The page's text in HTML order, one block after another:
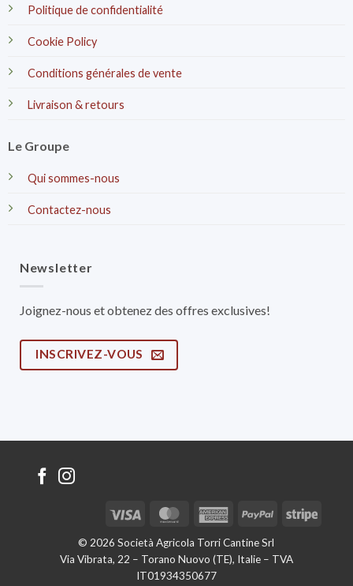
Politique de confidentialité
Cookie Policy
Conditions générales de vente
Livraison & retours
Le Groupe
Qui sommes-nous
Contactez-nous
Newsletter
Joignez-nous et obtenez des offres exclusives!
INSCRIVEZ-VOUS
© 2026 Società Agricola Torri Cantine Srl
Via Vibrata, 22 – Torano Nuovo (TE), Italie – TVA
IT01934350677
Visa MasterCardAmericanPayPal Stripe